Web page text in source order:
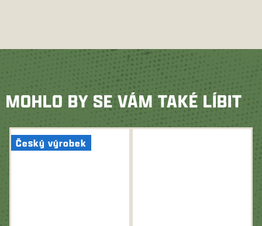
MOHLO BY SE VÁM TAKÉ LÍBIT
Český výrobek